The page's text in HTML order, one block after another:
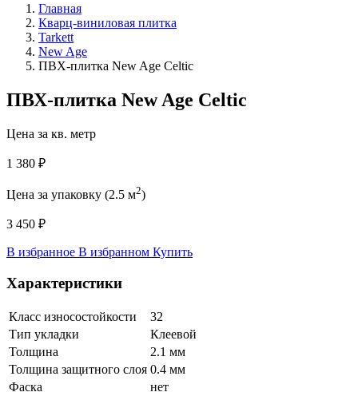
Главная
Кварц-виниловая плитка
Tarkett
New Age
ПВХ-плитка New Age Celtic
ПВХ-плитка New Age Celtic
Цена за кв. метр
1 380 ₽
Цена за упаковку (2.5 м2)
3 450 ₽
В избранное В избранном Купить
Характеристики
Класс износостойкости
32
Тип укладки
Клеевой
Толщина
2.1 мм
Толщина защитного слоя 0.4 мм
Фаска
нет